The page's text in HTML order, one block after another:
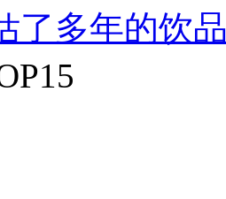
了多年的饮